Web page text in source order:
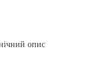
опис